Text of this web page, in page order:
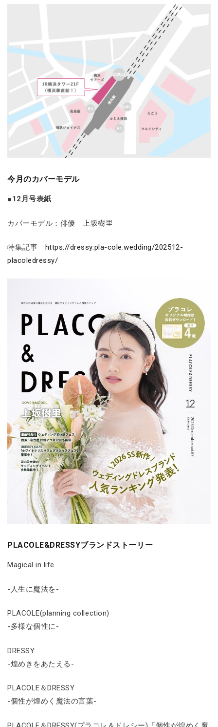
今月のカバーモデル
■12月号表紙
カバーモデル：俳優 上坂樹里
特集記事
https://dressy.pla-cole.wedding/202512-
placoledressy/
PLACOLE&DRESSYブランドストーリー
Magical in life
-人生に魔法を-
PLACOLE(planning collection)
-多様な個性に-
DRESSY
-煌めきをあたえる-
PLACOLE＆DRESSY
-個性が煌めく魔法の言葉-